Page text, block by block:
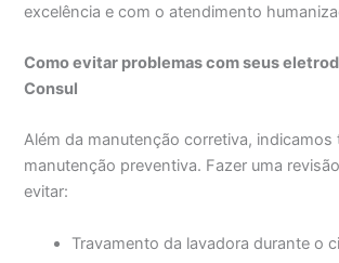
excelência e com o atendimento
Como evitar problemas com seus
Consul
Além da manutenção corretiva, indicamos
manutenção preventiva. Fazer uma
evitar:
Travamento da lavadora durante o